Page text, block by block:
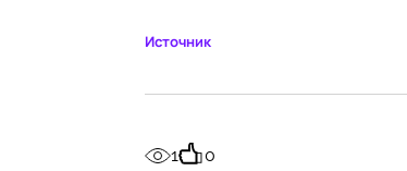
Источник
1 0